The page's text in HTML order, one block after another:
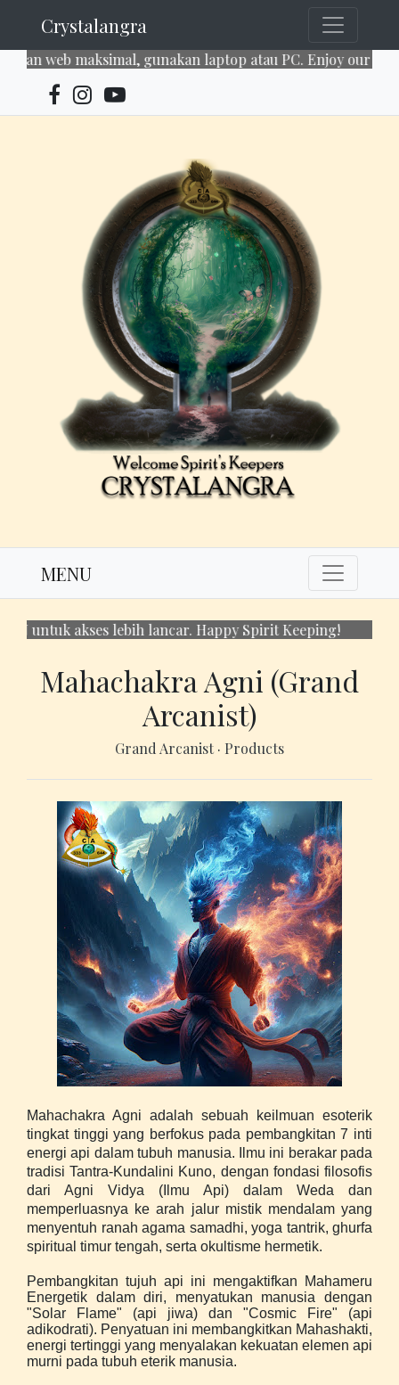
Crystalangra
maksimal, gunakan laptop atau PC. Enjoy our services~
MENU
akses lebih lancar. Happy Spirit Keeping!
Mahachakra Agni (Grand
Arcanist)
Grand Arcanist · Products
Mahachakra Agni adalah sebuah keilmuan esoterik
tingkat tinggi yang berfokus pada pembangkitan 7 inti
energi api dalam tubuh manusia. Ilmu ini berakar pada
tradisi Tantra-Kundalini Kuno, dengan fondasi filosofis
dari Agni Vidya (Ilmu Api) dalam Weda dan
memperluasnya ke arah jalur mistik mendalam yang
menyentuh ranah agama samadhi, yoga tantrik, ghurfa
spiritual timur tengah, serta okultisme hermetik.
Pembangkitan tujuh api ini mengaktifkan Mahameru
Energetik dalam diri, menyatukan manusia dengan
"Solar Flame" (api jiwa) dan "Cosmic Fire" (api
adikodrati). Penyatuan ini membangkitkan Mahashakti,
energi tertinggi yang menyalakan kekuatan elemen api
murni pada tubuh eterik manusia.